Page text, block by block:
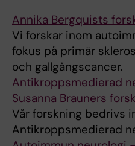
Annika Bergquists
Vi forskar inom
fokus på primär
och gallgångscancer.
Antikroppsmedierad
Susanna Brauners
Vår forskning bedrivs
Antikroppsmedierad